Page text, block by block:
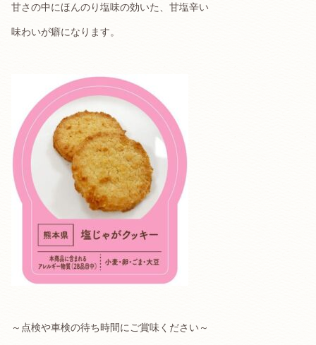
甘さの中にほんのり塩味の効いた、甘塩辛い
味わいが癖になります。
～点検や車検の待ち時間にご賞味ください～